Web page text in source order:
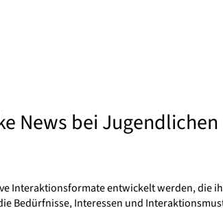
News bei
Interaktionsformate entwickelt werden, die
Bedürfnisse, Interessen und